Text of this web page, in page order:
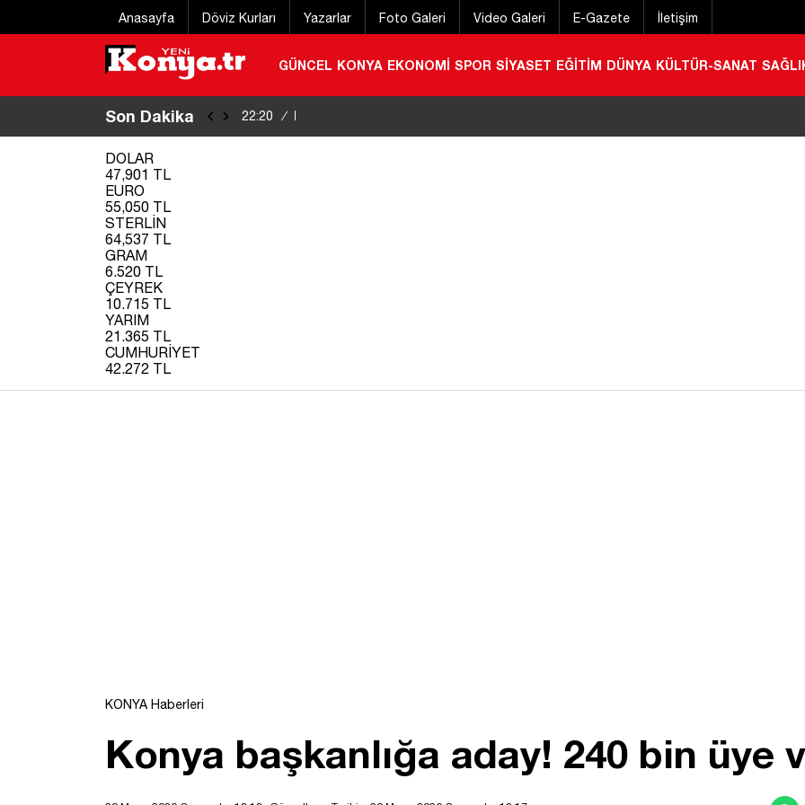
Anasayfa Döviz Kurları Yazarlar Foto Galeri Video Galeri E-Gazete İletişim
GÜNCEL KONYA EKONOMİ SPOR SİYASET EĞİTİM DÜNYA KÜLTÜR-SANAT
Son Dakika 22:20 / Eğitim uçağı kaza kırıma uğradı
DOLAR
47,901 TL
EURO
55,050 TL
STERLİN
64,537 TL
GRAM
6.520 TL
ÇEYREK
10.715 TL
YARIM
21.365 TL
CUMHURİYET
42.272 TL
KONYA Haberleri
Konya başkanlığa aday! 240 bin üye